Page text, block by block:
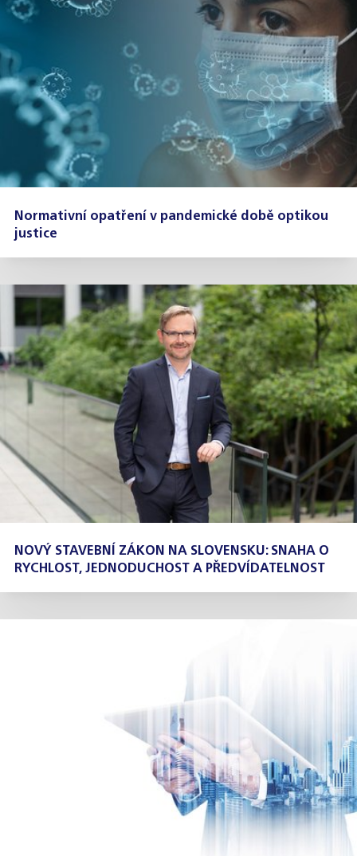
Normativní opatření v pandemické době optikou
justice
NOVÝ STAVEBNÍ ZÁKON NA SLOVENSKU: SNAHA O
RYCHLOST, JEDNODUCHOST A PŘEDVÍDATELNOST